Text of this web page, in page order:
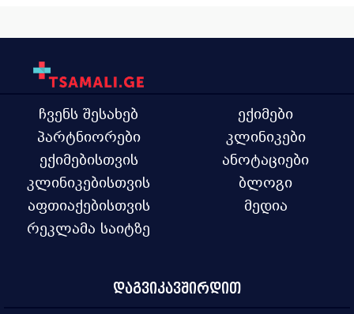
ჩვენს შესახებ
პარტნიორები
ექიმებისთვის
კლინიკებისთვის
აფთიაქებისთვის
რეკლამა საიტზე
ექიმები
კლინიკები
ანოტაციები
ბლოგი
მედია
დაგვიკავშირდით